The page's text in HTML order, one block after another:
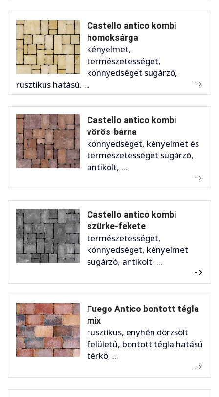
Castello antico kombi
homoksárga
kényelmet,
természetességet,
könnyedséget sugárzó,
rusztikus hatású, ...
Castello antico kombi
vörös-barna
könnyedséget, kényelmet és
természetességet sugárzó,
antikolt, ...
Castello antico kombi
szürke-fekete
természetességet,
könnyedséget, kényelmet
sugárzó, antikolt, ...
Fuego Antico bontott tégla
mix
rusztikus, enyhén dörzsölt
felületű, bontott tégla hatású
térkő, ...